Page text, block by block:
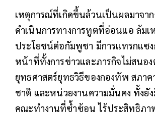
เหตุการณ์ที่เกิดขึ้นล้วนเป็นผลมาจาก
ดำเนินการทางการทูตที่อ่อนแอ ล้มเ
ประโยชน์ต่อกัมพูชา มีการแทรกแซ
หน้าที่ทั้งการข่าวและภารกิจไม่สนอ
ยุทธศาสตร์ยุทธวิธีของกองทัพ สภา
ชาติ และหน่วยงานความมั่นคง ทั้งยัง
คณะทำงานที่ซ้ำซ้อน ไร้ประสิทธิภา